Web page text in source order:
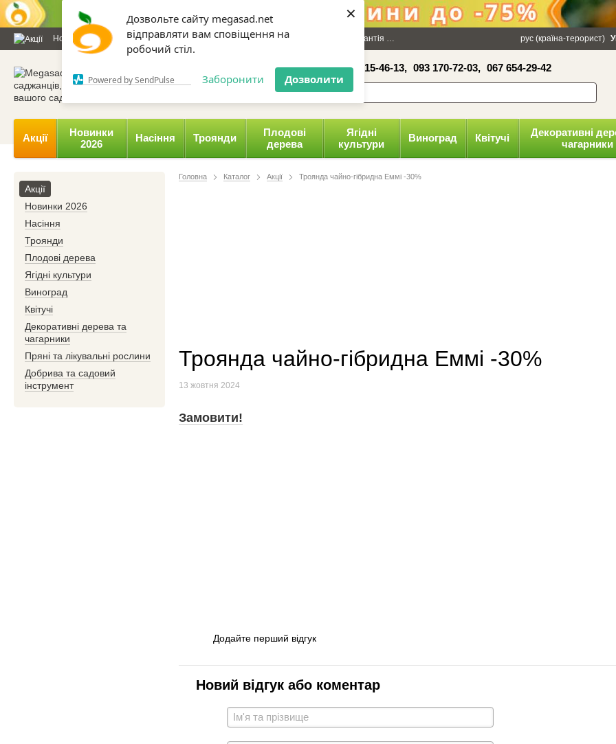
Дозвольте сайту megasad.net
відправляти вам сповіщення на
робочий стіл.
Powered by SendPulse Заборонити Дозволити
×
Новини та статті Каталог Контакти Відгуки Даруємо 100 грн Гарантія Політика
рус (країна-терорист)
067 654-16-41, 050 515-46-13, 093 170-72-03, 067 654-29-42
Акції
Новинки
2026
Насіння Троянди
Плодові
дерева
Ягідні
культури
Виноград Квітучі
Декоративні
чагарники
Головна Каталог Акції Троянда чайно-гібридна Еммі -30%
Троянда чайно-гібридна Еммі -30%
13 жовтня 2024
Замовити!
Додайте перший відгук
Новий відгук або коментар
Акції
Новинки 2026
Насіння
Троянди
Плодові дерева
Ягідні культури
Виноград
Квітучі
Декоративні дерева та
чагарники
Пряні та лікувальні рослини
Добрива та садовий
інструмент